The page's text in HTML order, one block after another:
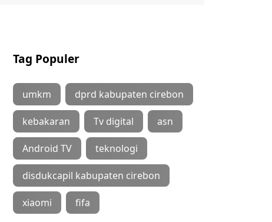
Tag Populer
umkm dprd kabupaten cirebon
kebakaran Tv digital asn
Android TV teknologi
disdukcapil kabupaten cirebon
xiaomi fifa